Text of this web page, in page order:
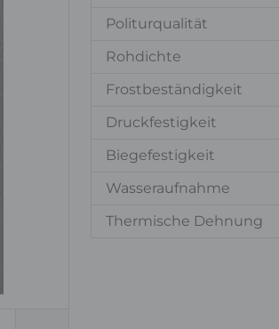
Politurqualität
Rohdichte
Frostbeständigkeit
Druckfestigkeit
Biegefestigkeit
Wasseraufnahme
Thermische Dehnung